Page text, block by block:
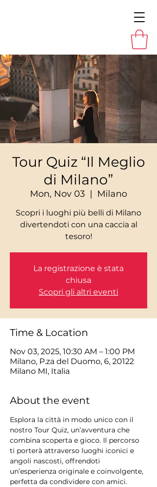
Tour Quiz “Il Meglio
di Milano”
Mon, Nov 03
  |
Milano
Scopri i luoghi più belli di Milano
divertendoti con una caccia al
tesoro!
La registrazione è stata
chiusa
Scopri gli altri eventi
Time & Location
Nov 03, 2025, 10:30 AM – 1:00 PM
Milano, P.za del Duomo, 6, 20122
Milano MI, Italia
About the event
Esplora la città in modo unico con il
nostro Tour Quiz, un’avventura che
combina scoperta e gioco. Il percorso
ti porterà attraverso luoghi iconici e
angoli nascosti, offrendoti
un’esperienza originale e coinvolgente,
perfetta da condividere con amici.